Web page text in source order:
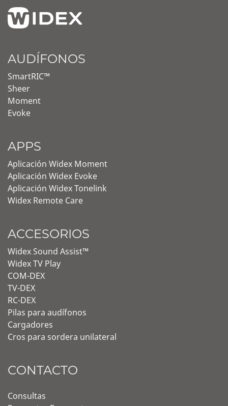
AUDÍFONOS
SmartRIC™
Sheer
Moment
Evoke
APPS
Aplicación Widex Moment
Aplicación Widex Evoke
Aplicación Widex Tonelink
Widex Remote Care
ACCESORIOS
Widex Sound Assist™
Widex TV Play
COM-DEX
TV-DEX
RC-DEX
Pilas para audífonos
Cargadores
Cros para sordera unilateral
CONTACTO
Consultas